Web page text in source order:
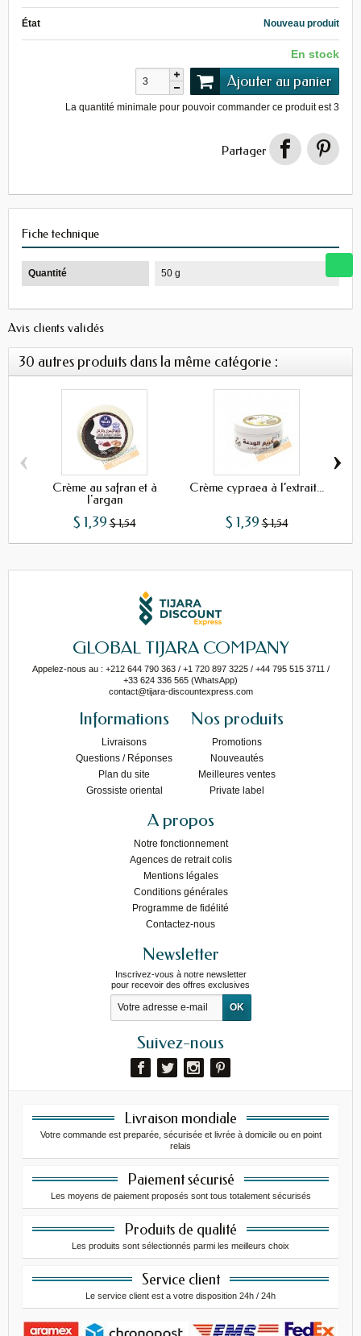
État Nouveau produit
En stock
Ajouter au panier
La quantité minimale pour pouvoir commander ce produit est3
Partager
Fiche technique
Quantité 50 g
Avis clients validés
30 autres produits dans la même catégorie :
Crème au safran et à
l'argan
$ 1,39 $ 1,54
Crème cypraea à l’extrait...
$ 1,39 $ 1,54
‹ ›
GLOBAL TIJARA COMPANY
Appelez-nous au : +212 644 790 363 / +1 720 897 3225 / +44 795 515 3711 /
+33 624 336 565 (WhatsApp)
contact@tijara-discountexpress.com
Informations
Livraisons
Questions / Réponses
Plan du site
Grossiste oriental
Nos produits
Promotions
Nouveautés
Meilleures ventes
Private label
A propos
Notre fonctionnement
Agences de retrait colis
Mentions légales
Conditions générales
Programme de fidélité
Contactez-nous
Newsletter
Inscrivez-vous à notre newsletter
pour recevoir des offres exclusives
Suivez-nous
Livraison mondiale
Votre commande est preparée, sécurisée et livrée à domicile ou en point
relais
Paiement sécurisé
Les moyens de paiement proposés sont tous totalement sécurisés
Produits de qualité
Les produits sont sélectionnés parmi les meilleurs choix
Service client
Le service client est a votre disposition 24h / 24h